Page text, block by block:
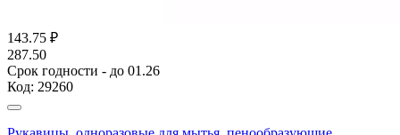
143.75 ₽
287.50
Срок годности - до 01.26
Код: 29260